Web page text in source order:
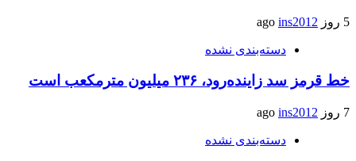
5 روز ago ins2012
دسته‌بندی نشده
خط قرمز سد زاینده‌رود، ۲۳۶ میلیون مترمکعب است
7 روز ago ins2012
دسته‌بندی نشده